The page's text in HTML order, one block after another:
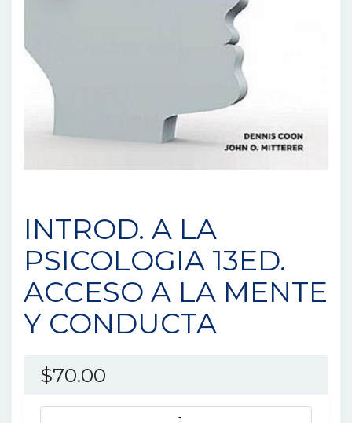
INTROD. A LA
PSICOLOGIA 13ED.
ACCESO A LA MENTE
Y CONDUCTA
$70.00